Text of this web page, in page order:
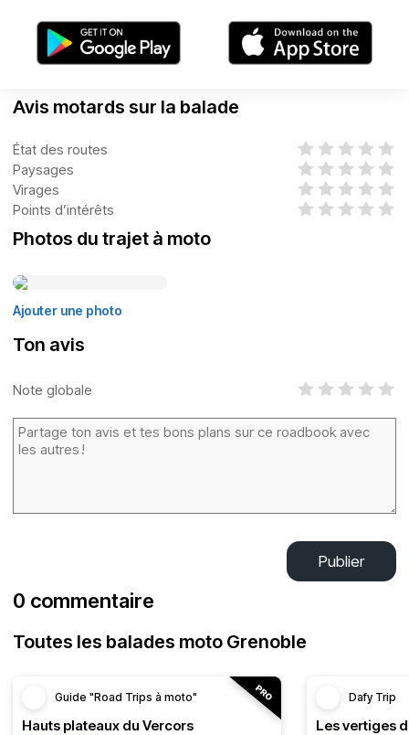
Avis motards sur la balade
État des routes
Paysages
Virages
Points d’intérêts
Photos du trajet à moto
Ajouter une photo
Ton avis
Note globale
Publier
0 commentaire
Toutes les balades moto Grenoble
Guide "Road Trips à moto"
Hauts plateaux du Vercors
Dafy Trip
Les vertiges